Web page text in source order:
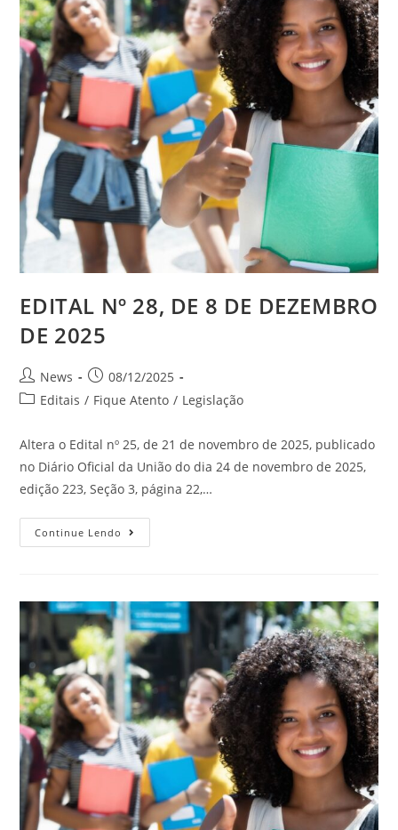
EDITAL Nº 28, DE 8 DE DEZEMBRO
DE 2025
News
08/12/2025
Editais / Fique Atento / Legislação
Altera o Edital nº 25, de 21 de novembro de 2025, publicado
no Diário Oficial da União do dia 24 de novembro de 2025,
edição 223, Seção 3, página 22,…
Continue Lendo